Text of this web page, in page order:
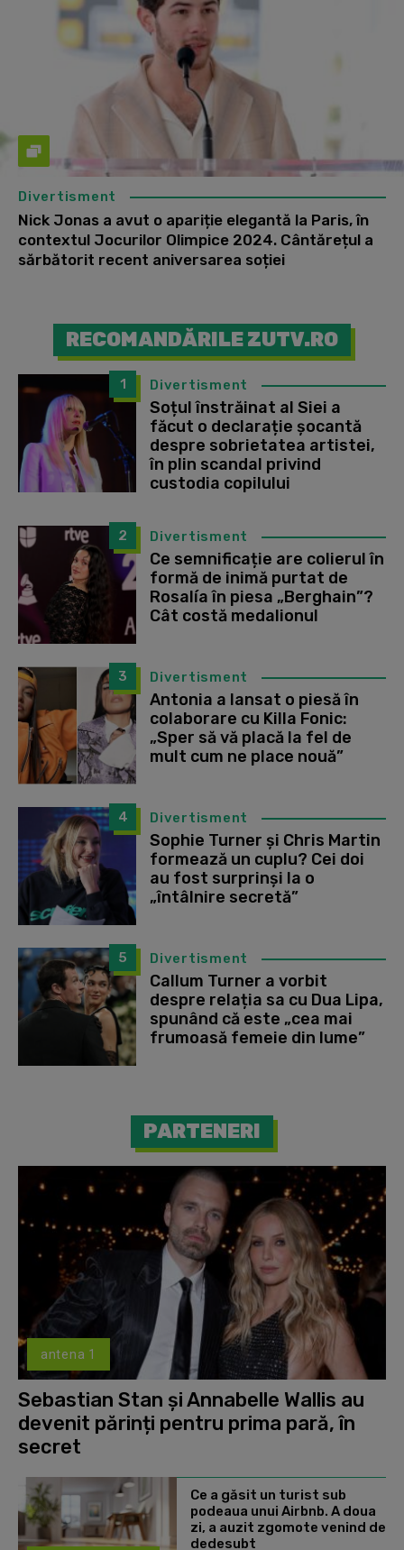
Divertisment
Nick Jonas a avut o apariție elegantă la Paris, în
contextul Jocurilor Olimpice 2024. Cântărețul a
sărbătorit recent aniversarea soției
RECOMANDĂRILE ZUTV.RO
1 Divertisment
Soțul înstrăinat al Siei a
făcut o declarație șocantă
despre sobrietatea artistei,
în plin scandal privind
custodia copilului
2 Divertisment
Ce semnificație are colierul în
formă de inimă purtat de
Rosalía în piesa „Berghain”?
Cât costă medalionul
3 Divertisment
Antonia a lansat o piesă în
colaborare cu Killa Fonic:
„Sper să vă placă la fel de
mult cum ne place nouă”
4 Divertisment
Sophie Turner și Chris Martin
formează un cuplu? Cei doi
au fost surprinși la o
„întâlnire secretă”
5 Divertisment
Callum Turner a vorbit
despre relația sa cu Dua Lipa,
spunând că este „cea mai
frumoasă femeie din lume”
PARTENERI
antena 1
Sebastian Stan și Annabelle Wallis au
devenit părinți pentru prima pară, în
secret
Ce a găsit un turist sub
podeaua unui Airbnb. A doua
zi, a auzit zgomote venind de
dedesubt